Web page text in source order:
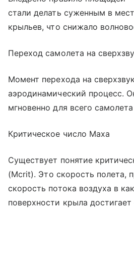
стали делать суженным в
крыльев, что снижало
Переход самолета на
Момент перехода на
аэродинамический процесс.
мгновенно для всего самолета
Критическое число Маха
Существует понятие
(Mcrit). Это скорость полета,
скорость потока воздуха в
поверхности крыла